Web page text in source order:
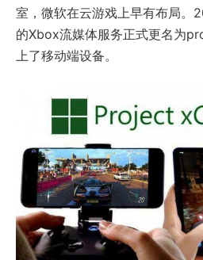
室，微软在云游戏上早有布局。
的Xbox流媒体服务正式更名为
上了移动端设备。